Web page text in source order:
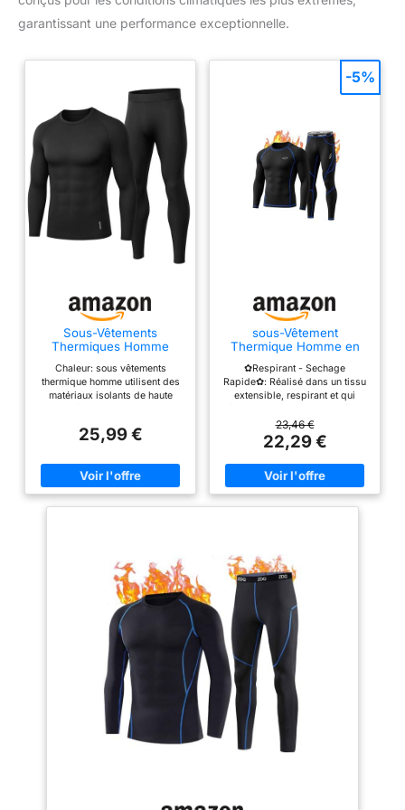
garantissant une performance exceptionnelle.
Sous-Vêtements
Thermiques Homme
Respirant Élastique
Chaleur: sous vêtements
thermique homme utilisent des
matériaux isolants de haute
corporelle, empêcher la perte
excellente isolation pour le
porteur Confort: sous-vêtements
thermiques homme sont des
vêtements ajustés, ont une
usage quotidien Bonne
respirabilité: sous pull
thermique pour hommes ont une
bonne respirabilité, peuvent
absorber la transpiration de la
peau et l'évacuer rapidement,
gardant le corps au sec et
confortable Élasticité: une
élasticité appropriée aide
Ensemble Thermique Homme à
s'adapter à la courbe du corps,
à offrir un meilleur confort et un
meilleur soutien, et à éviter le
relâchement ou la retenue. Une
25,99 €
sous-Vêtement
Thermique Homme en
Séchage Rapide
✿Respirant - Sechage
Rapide✿: Réalisé dans un tissu
extensible, respirant et qui
même lors d'efforts physiques
intenses, tout en vous offrant un
maximum de confort lors de vos
activités quotidiennes et de vos
activités de plein air.
✿Mouvement libre et prévention
des souches✿: 4 fois tissu étiré
sous-vêtements en osier
d'humidité avec l'élasticité
superbe fournissent l'équilibre
maximum entre la liberté de
mouvement et les muscles.
✿Super chaud✿: Sous-
vêtement thermique léger pour
réduire le poids des vêtements
et garder votre corps plus
élancé. Extérieur, tissu
thermoactif-actif coupe-vent et
doublure intérieure en polaire
douce pour une chaleur
exceptionnelle. Température
régulée que vous soyez en
23,46 €
22,29 €
-5%